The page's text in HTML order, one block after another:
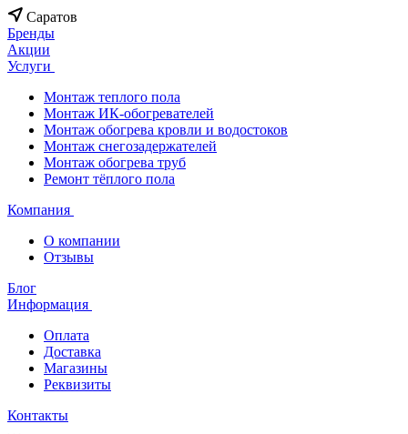
Саратов
Бренды
Акции
Услуги
Монтаж теплого пола
Монтаж ИК-обогревателей
Монтаж обогрева кровли и водостоков
Монтаж снегозадержателей
Монтаж обогрева труб
Ремонт тёплого пола
Компания
О компании
Отзывы
Блог
Информация
Оплата
Доставка
Магазины
Реквизиты
Контакты